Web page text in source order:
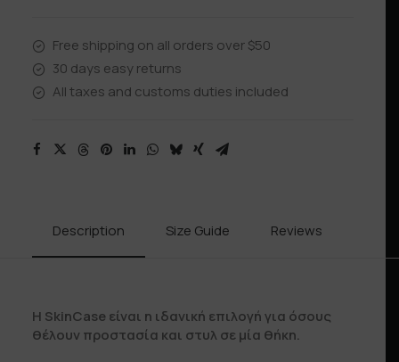
Free shipping on all orders over $50
30 days easy returns
All taxes and customs duties included
Description Size Guide Reviews
Η SkinCase είναι η ιδανική επιλογή για όσους
θέλουν προστασία και στυλ σε μία θήκη.